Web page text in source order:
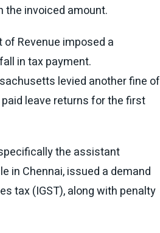
the invoiced amount.
Revenue imposed a
in tax payment.
levied another fine of
leave returns for the first
the assistant
in Chennai, issued a demand
tax (IGST), along with penalty